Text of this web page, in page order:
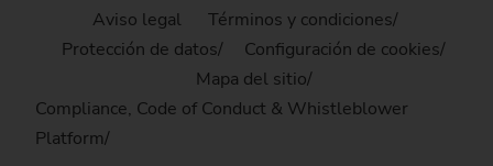
Aviso legal
Términos y condiciones
Protección de datos
Configuración de cookies
Mapa del sitio
Compliance, Code of Conduct & Whistleblower
Platform